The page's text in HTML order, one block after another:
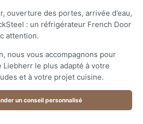
ouverture des portes, arrivée d’eau,
: un réfrigérateur French Door
attention.
nous vous accompagnons pour
le plus adapté à votre
et à votre projet cuisine.
un conseil personnalisé